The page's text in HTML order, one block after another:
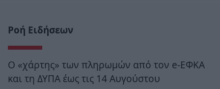
Ροή Ειδήσεων
Ο «χάρτης» των πληρωμών από τον e-ΕΦΚΑ
και τη ΔΥΠΑ έως τις 14 Αυγούστου